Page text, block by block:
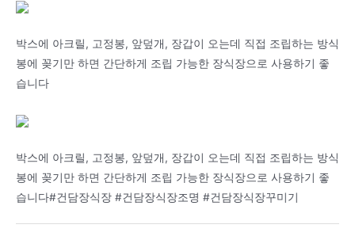
박스에 아크릴, 고정봉, 앞덮개, 장갑이 오는데 직접 조립하는 방식
봉에 꽂기만 하면 간단하게 조립 가능한 장식장으로 사용하기 좋
습니다
박스에 아크릴, 고정봉, 앞덮개, 장갑이 오는데 직접 조립하는 방식
봉에 꽂기만 하면 간단하게 조립 가능한 장식장으로 사용하기 좋
습니다#건담장식장 #건담장식장조명 #건담장식장꾸미기